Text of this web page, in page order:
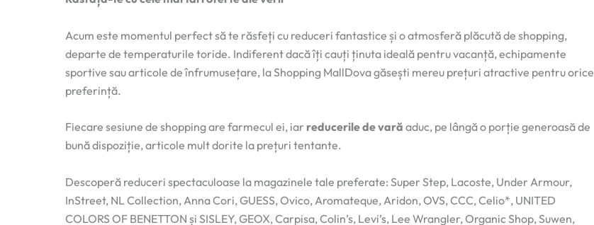
Acum este momentul perfect să te răsfeți cu reduceri fantastice și o atmosferă plăcută de shopping,
departe de temperaturile toride. Indiferent dacă îți cauți ținuta ideală pentru vacanță, echipamente
sportive sau articole de înfrumusețare, la Shopping MallDova găsești mereu prețuri atractive pentru orice
preferință.
Fiecare sesiune de shopping are farmecul ei, iar reducerile de vară aduc, pe lângă o porție generoasă de
bună dispoziție, articole mult dorite la prețuri tentante.
Descoperă reduceri spectaculoase la magazinele tale preferate: Super Step, Lacoste, Under Armour,
InStreet, NL Collection, Anna Cori, GUESS, Ovico, Aromateque, Aridon, OVS, CCC, Celio*, UNITED
COLORS OF BENETTON și SISLEY, GEOX, Carpisa, Colin’s, Levi’s, Lee Wrangler, Organic Shop, Suwen,